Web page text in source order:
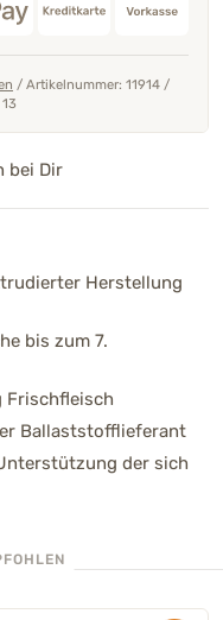
Herstellung
bis zum 7.
Frischfleisch
Ballaststofflieferant
der sich
/ Artikelnummer: 11914 /
bei Dir